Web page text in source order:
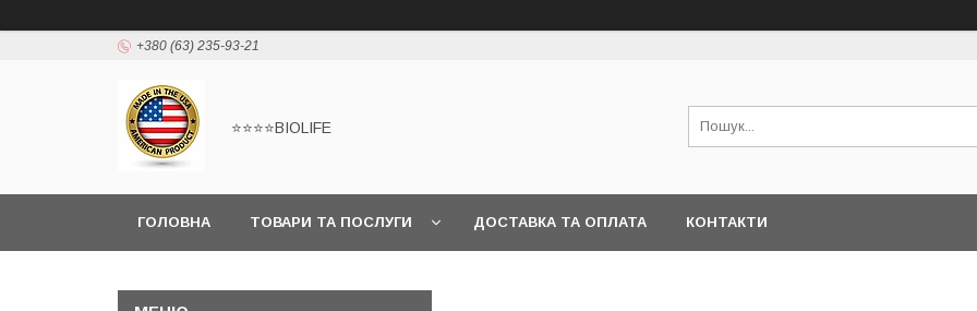
+380 (63) 235-93-21
⭐⭐⭐⭐BIOLIFE
ГОЛОВНА ТОВАРИ ТА ПОСЛУГИ ДОСТАВКА ТА ОПЛАТА КОНТАКТИ